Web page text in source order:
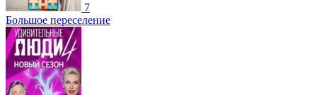
7
Большое переселение